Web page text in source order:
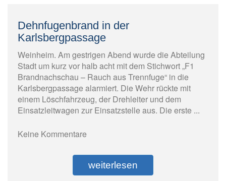
Dehnfugenbrand in der
Karlsbergpassage
Weinheim. Am gestrigen Abend wurde die Abteilung
Stadt um kurz vor halb acht mit dem Stichwort „F1
Brandnachschau – Rauch aus Trennfuge“ in die
Karlsbergpassage alarmiert. Die Wehr rückte mit
einem Löschfahrzeug, der Drehleiter und dem
Einsatzleitwagen zur Einsatzstelle aus. Die erste ...
Keine Kommentare
weiterlesen